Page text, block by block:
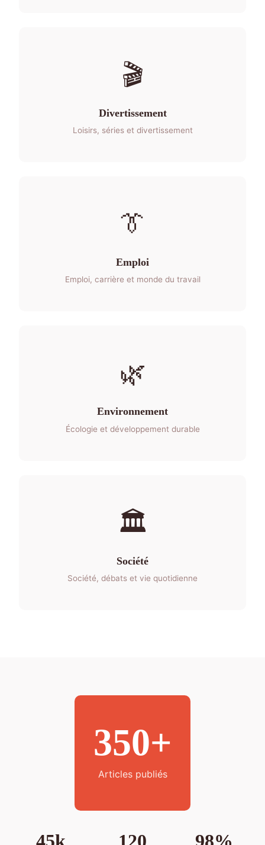
🎬
Divertissement
Loisirs, séries et divertissement
👔
Emploi
Emploi, carrière et monde du travail
🌿
Environnement
Écologie et développement durable
🏛️
Société
Société, débats et vie quotidienne
350+
Articles publiés